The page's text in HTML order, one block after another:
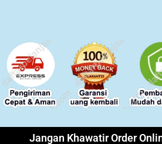
Jangan Khawatir Order